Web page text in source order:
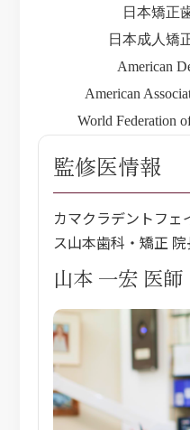
日本矯正
日本成人矯
American
American
World Federation
監修医情報
カマクラデントフェ
ス山本歯科・矯正
山本 一宏 医師